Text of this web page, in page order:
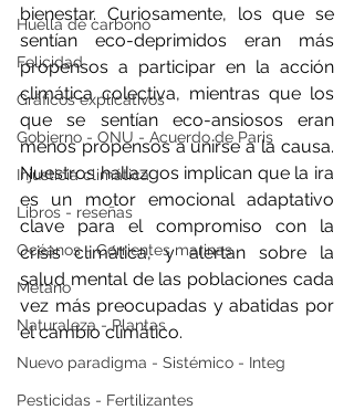
Huella de carbono
Felicidad
Gráficos explicativos
Gobierno - ONU - Acuerdo de Paris
Injusticia climática
Libros - reseñas
Océanos - Corrientes marinas
Metano
Naturaleza - Plantas
Nuevo paradigma - Sistémico - Integ
Pesticidas - Fertilizantes
bienestar. Curiosamente, los que se
sentían eco-deprimidos eran más
propensos a participar en la acción
climática colectiva, mientras que los
que se sentían eco-ansiosos eran
menos propensos a unirse a la causa.
Nuestros hallazgos implican que la ira
es un motor emocional adaptativo
clave para el compromiso con la
crisis climática, y alertan sobre la
salud mental de las poblaciones cada
vez más preocupadas y abatidas por
el cambio climático.